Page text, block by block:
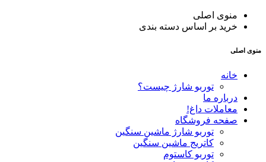
منوی اصلی
خرید بر اساس دسته بندی
منوی اصلی
خانه
توربو شارژ چیست؟
درباره ما
معاملات داغ!
صفحه فروشگاه
توربو شارژ ماشین سنگین
کاتریج ماشین سنگین
توربو کاستوم